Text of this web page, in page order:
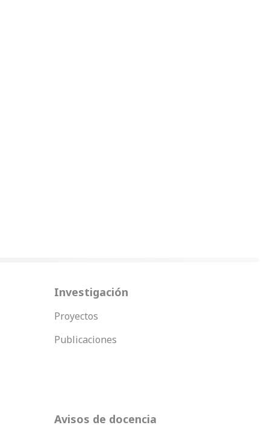
Investigación
Proyectos
Publicaciones
Avisos de docencia